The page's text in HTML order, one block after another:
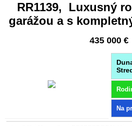
RR1139, Luxusný
garážou a s
435 000 €
Na